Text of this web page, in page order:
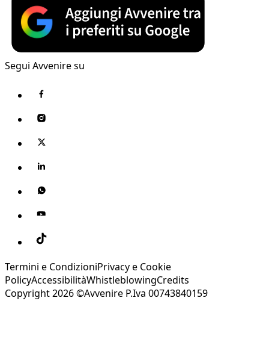
Segui Avvenire su
Termini e CondizioniPrivacy e Cookie
PolicyAccessibilitàWhistleblowingCredits
Copyright 2026 ©Avvenire P.Iva 00743840159